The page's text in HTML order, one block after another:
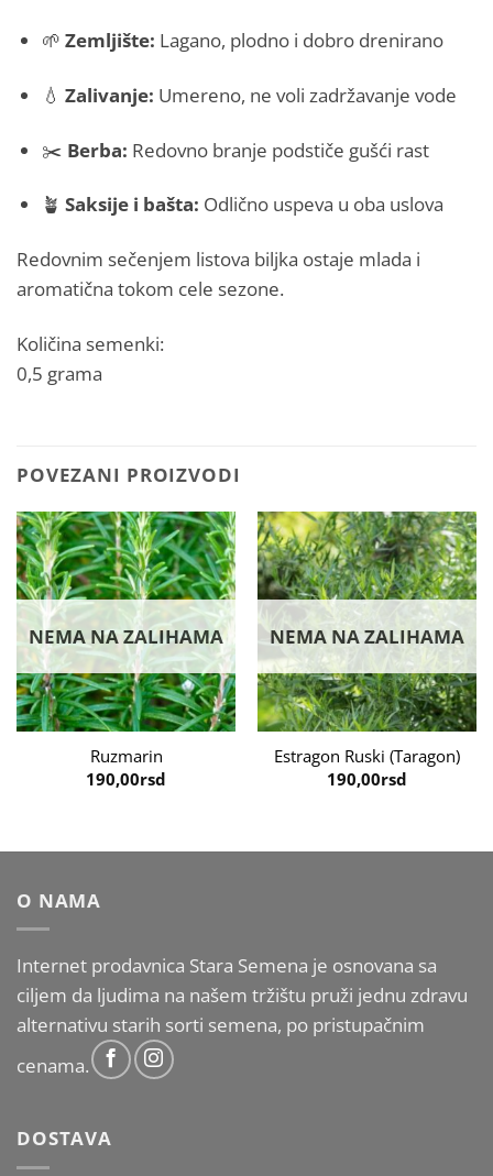
🌱 Zemljište: Lagano, plodno i dobro drenirano
💧 Zalivanje: Umereno, ne voli zadržavanje vode
✂️ Berba: Redovno branje podstiče gušći rast
🪴 Saksije i bašta: Odlično uspeva u oba uslova
Redovnim sečenjem listova biljka ostaje mlada i
aromatična tokom cele sezone.
Količina semenki:
0,5 grama
POVEZANI PROIZVODI
NEMA NA ZALIHAMA
Ruzmarin
190,00rsd
NEMA NA ZALIHAMA
Estragon Ruski (Taragon)
190,00rsd
O NAMA
Internet prodavnica Stara Semena je osnovana sa
ciljem da ljudima na našem tržištu pruži jednu zdravu
alternativu starih sorti semena, po pristupačnim
cenama.
DOSTAVA